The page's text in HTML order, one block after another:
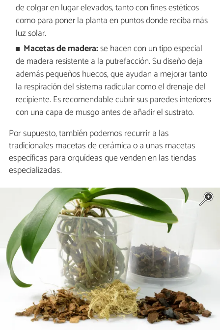
de colgar en lugar elevados, tanto con fines estéticos
como para poner la planta en puntos donde reciba más
luz solar.
Macetas de madera:se hacen con un tipo especial
de madera resistente a la putrefacción. Su diseño deja
además pequeños huecos, que ayudan a mejorar tanto
la respiración del sistema radicular como el drenaje del
recipiente. Es recomendable cubrir sus paredes interiores
con una capa de musgo antes de añadir el sustrato.
Por supuesto, también podemos recurrir a las
tradicionales macetas de cerámica o a unas macetas
específicas para orquídeas que venden en las tiendas
especializadas.